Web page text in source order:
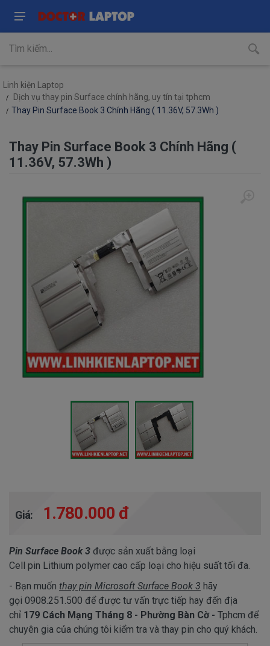
Linh kiện Laptop
Dịch vụ thay pin Surface chính hãng, uy tín tại tphcm
Thay Pin Surface Book 3 Chính Hãng ( 11.36V, 57.3Wh )
Thay Pin Surface Book 3 Chính Hãng (
11.36V, 57.3Wh )
Giá: 1.780.000 đ
Pin Surface Book 3 được sản xuất bằng loại
Cell pin Lithium polymer cao cấp loại cho hiệu suất tối đa.
- Bạn muốn thay pin Microsoft Surface Book 3 hãy
gọi 0908.251.500 để được tư vấn trực tiếp hay đến địa
chỉ 179 Cách Mạng Tháng 8 - Phường Bàn Cờ - Tphcm để
chuyên gia của chúng tôi kiểm tra và thay pin cho quý khách.